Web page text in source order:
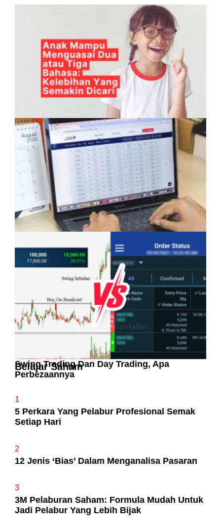
Anak Mampu Menguasai Dua atau Tiga
Bahasa: Kelebihan Yang Semakin Dicari
Pelaburan Saham Bukan Untuk Mereka Yang
Suka ‘Stress’
Swing Trading Dan Day Trading, Apa
Perbezaannya
Belajar Saham
1
5 Perkara Yang Pelabur Profesional Semak
Setiap Hari
2
12 Jenis ‘Bias’ Dalam Menganalisa Pasaran
3
3M Pelaburan Saham: Formula Mudah Untuk
Jadi Pelabur Yang Lebih Bijak